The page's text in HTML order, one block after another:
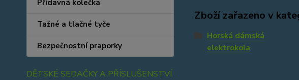
Přídavná kolečka
Tažné a tlačné tyče
Bezpečnostní praporky
DĚTSKÉ SEDAČKY A PŘÍSLUŠENSTVÍ
Zboží zařazeno v
Horská dámská
elektrokola